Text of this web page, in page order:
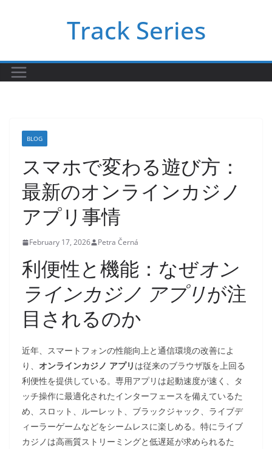
Track Series
BLOG
スマホで変わる遊び方：
最新のオンラインカジノ
アプリ事情
February 17, 2026 Petra Černá
利便性と機能：なぜオン
ラインカジノ アプリが注
目されるのか
近年、スマートフォンの性能向上と通信環境の改善によ
り、 オンラインカジノ アプリ は従来のブラウザ版を上回る
利便性を提供している。専用アプリは起動速度が速く、タ
ッチ操作に最適化されたインターフェースを備えているた
め、スロット、ルーレット、ブラックジャック、ライブデ
ィーラーゲームなどをシームレスに楽しめる。特にライブ
カジノは高画質ストリーミングと低遅延が求められるた